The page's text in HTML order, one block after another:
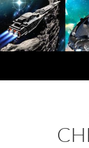
Zum
Inhalt
springen